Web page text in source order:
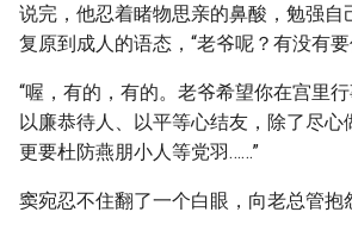
说完，他忍着睹物思亲的鼻酸，勉强自
复原到成人的语态，“老爷呢？有没有
“喔，有的，有的。老爷希望你在宫里
以廉恭待人、以平等心结友，除了尽心
更要杜防燕朋小人等党羽……”
窦宛忍不住翻了一个白眼，向老总管抱